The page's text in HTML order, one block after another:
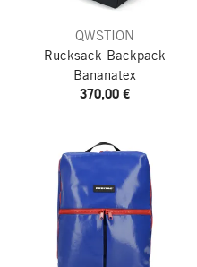
QWSTION
Rucksack Backpack
Bananatex
370,00 €